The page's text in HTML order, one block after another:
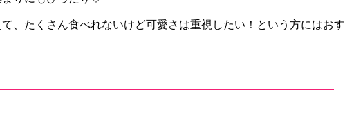
、たくさん食べれないけど可愛さは重視したい！という方にはおす